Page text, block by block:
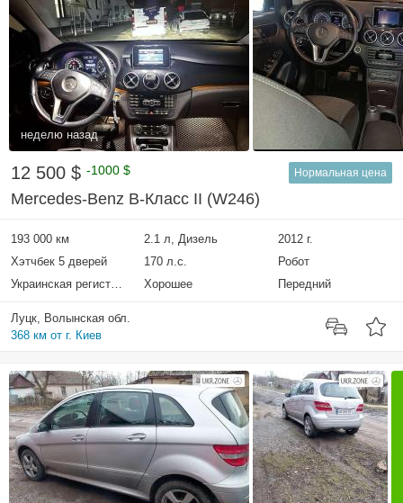
неделю назад
12 500 $ -1000 $ Нормальная цена
Mercedes-Benz B-Класс II (W246)
193 000 км 2.1 л, Дизель
2012 г.
Хэтчбек 5 дверей
170 л.с.
Робот
Украинская регистрация
Хорошее Передний
Луцк, Волынская обл.
368 км от г. Киев